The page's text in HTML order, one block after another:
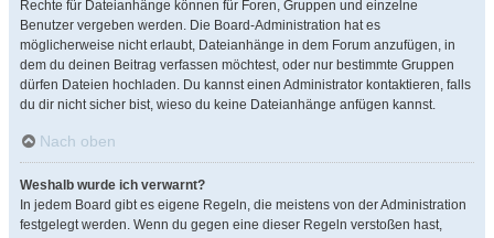
Rechte für Dateianhänge können für Foren, Gruppen und einzelne
Benutzer vergeben werden. Die Board-Administration hat es
möglicherweise nicht erlaubt, Dateianhänge in dem Forum anzufügen, in
dem du deinen Beitrag verfassen möchtest, oder nur bestimmte Gruppen
dürfen Dateien hochladen. Du kannst einen Administrator kontaktieren, falls
du dir nicht sicher bist, wieso du keine Dateianhänge anfügen kannst.
Nach oben
Weshalb wurde ich verwarnt?
In jedem Board gibt es eigene Regeln, die meistens von der Administration
festgelegt werden. Wenn du gegen eine dieser Regeln verstoßen hast,